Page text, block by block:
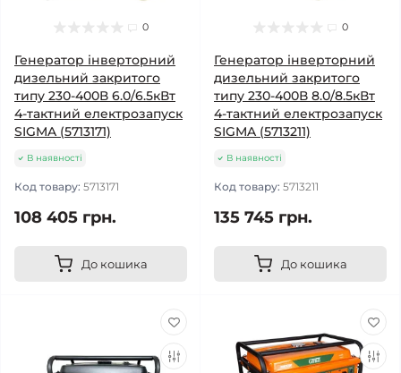
0
Генератор інверторний
дизельний закритого
типу 230-400В 6.0/6.5кВт
4-тактний електрозапуск
SIGMA (5713171)
В наявності
Код товару: 5713171
108 405 грн.
До кошика
0
Генератор інверторний
дизельний закритого
типу 230-400В 8.0/8.5кВт
4-тактний електрозапуск
SIGMA (5713211)
В наявності
Код товару: 5713211
135 745 грн.
До кошика